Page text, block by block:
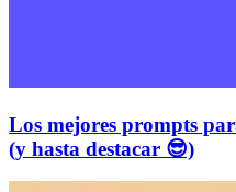
Los mejores prompts
(y hasta destacar 😎)